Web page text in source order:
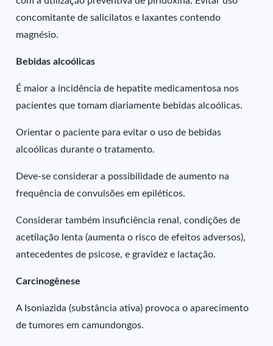
concomitante de salicilatos e laxantes contendo
magnésio.
Bebidas alcoólicas
É maior a incidência de hepatite medicamentosa nos
pacientes que tomam diariamente bebidas alcoólicas.
Orientar o paciente para evitar o uso de bebidas
alcoólicas durante o tratamento.
Deve-se considerar a possibilidade de aumento na
frequência de convulsões em epiléticos.
Considerar também insuficiência renal, condições de
acetilação lenta (aumenta o risco de efeitos adversos),
antecedentes de psicose, e gravidez e lactação.
Carcinogênese
A Isoniazida (substância ativa) provoca o aparecimento
de tumores em camundongos.